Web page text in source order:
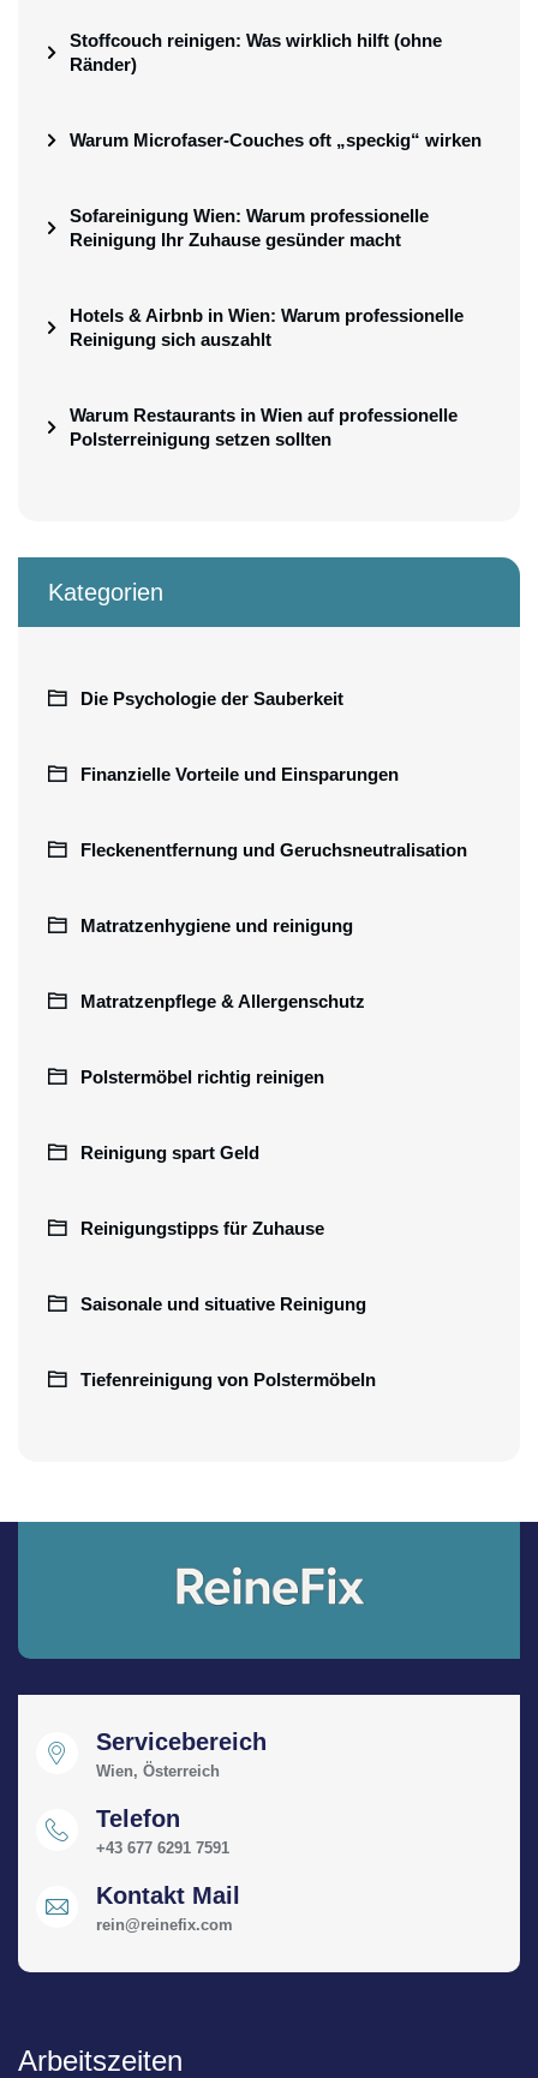
Stoffcouch reinigen: Was wirklich hilft (ohne
Ränder)
Warum Microfaser-Couches oft „speckig“ wirken
Sofareinigung Wien: Warum professionelle
Reinigung Ihr Zuhause gesünder macht
Hotels & Airbnb in Wien: Warum professionelle
Reinigung sich auszahlt
Warum Restaurants in Wien auf professionelle
Polsterreinigung setzen sollten
Kategorien
Die Psychologie der Sauberkeit
Finanzielle Vorteile und Einsparungen
Fleckenentfernung und Geruchsneutralisation
Matratzenhygiene und reinigung
Matratzenpflege & Allergenschutz
Polstermöbel richtig reinigen
Reinigung spart Geld
Reinigungstipps für Zuhause
Saisonale und situative Reinigung
Tiefenreinigung von Polstermöbeln
Servicebereich
Wien, Österreich
Telefon
+43 677 6291 7591
Kontakt Mail
rein@reinefix.com
Arbeitszeiten